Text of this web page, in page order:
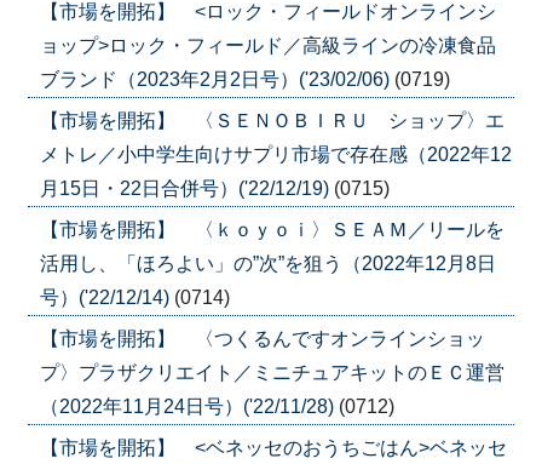
【市場を開拓】 <ロック・フィールドオンラインシ
ョップ>ロック・フィールド／高級ラインの冷凍食品
ブランド（2023年2月2日号）('23/02/06) (0719)
【市場を開拓】 〈ＳＥＮＯＢＩＲＵ ショップ〉エ
メトレ／小中学生向けサプリ市場で存在感（2022年12
月15日・22日合併号）('22/12/19) (0715)
【市場を開拓】 〈ｋｏｙｏｉ〉ＳＥＡＭ／リールを
活用し、「ほろよい」の”次”を狙う（2022年12月8日
号）('22/12/14) (0714)
【市場を開拓】 〈つくるんですオンラインショッ
プ〉プラザクリエイト／ミニチュアキットのＥＣ運営
（2022年11月24日号）('22/11/28) (0712)
【市場を開拓】 <ベネッセのおうちごはん>ベネッセ